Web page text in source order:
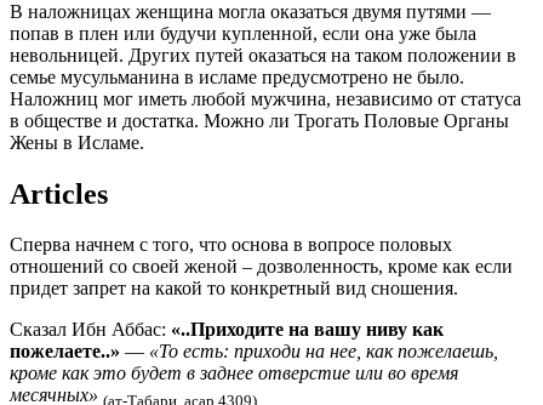
В наложницах женщина могла оказаться двумя путями —
попав в плен или будучи купленной, если она уже была
невольницей. Других путей оказаться на таком положении в
семье мусульманина в исламе предусмотрено не было.
Наложниц мог иметь любой мужчина, независимо от статуса
в обществе и достатка. Можно ли Трогать Половые Органы
Жены в Исламе.
Articles
Сперва начнем с того, что основа в вопросе половых
отношений со своей женой – дозволенность, кроме как если
придет запрет на какой то конкретный вид сношения.
Сказал Ибн Аббас: «..Приходите на вашу ниву как
пожелаете..» — «То есть: приходи на нее, как пожелаешь,
кроме как это будет в заднее отверстие или во время
месячных»